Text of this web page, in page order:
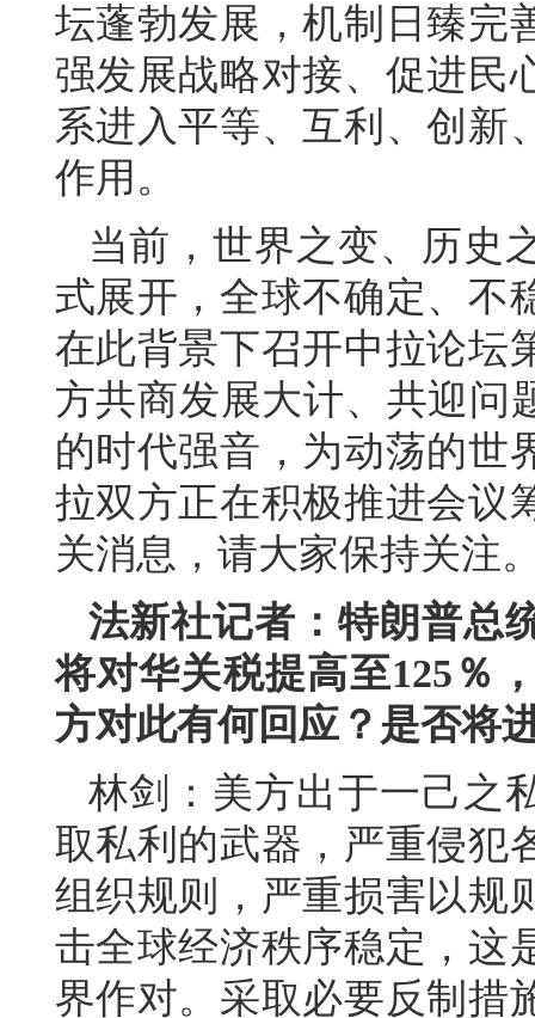
坛蓬勃发展，机制日臻完
强发展战略对接、促进民
系进入平等、互利、创新
作用。
当前，世界之变、历史
式展开，全球不确定、不
在此背景下召开中拉论坛
方共商发展大计、共迎问
的时代强音，为动荡的世
拉双方正在积极推进会议
关消息，请大家保持关注
法新社记者：特朗普总
将对华关税提高至125％
方对此有何回应？是否将
林剑：美方出于一己之
取私利的武器，严重侵犯
组织规则，严重损害以规
击全球经济秩序稳定，这
界作对。采取必要反制措